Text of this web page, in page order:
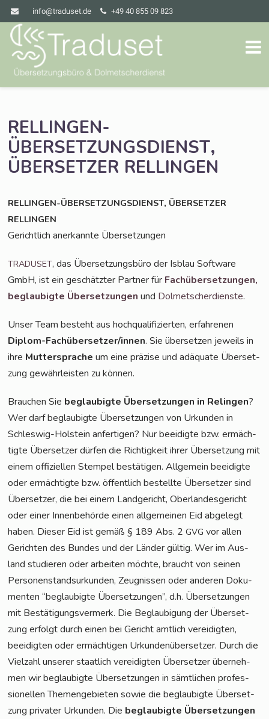
info@traduset.de +49 40 855 09 823
RELLINGEN-
ÜBERSETZUNGSDIENST,
ÜBERSETZER RELLINGEN
RELLINGEN-ÜBERSETZUNGSDIENST, ÜBERSETZER
RELLINGEN
Gericht­lich aner­kann­te Übersetzungen
TRADUSET, das Über­set­zungs­bü­ro der Isblau Soft­ware
GmbH, ist ein geschätz­ter Part­ner für Fach­über­set­zun­gen,
beglau­big­te Über­set­zun­gen und Dol­met­scher­diens­te.
Unser Team besteht aus hoch­qua­li­fi­zier­ten, erfah­re­nen
Diplom-Fach­über­set­zer/in­nen. Sie über­set­zen jeweils in
ihre Mut­ter­spra­che um eine prä­zi­se und adäqua­te Über­set­
zung gewähr­leis­ten zu können.
Brau­chen Sie beglau­big­te Über­set­zun­gen in Relin­gen?
Wer darf beglau­big­te Über­set­zun­gen von Urkun­den in
Schles­wig-Hol­stein anfer­ti­gen? Nur beei­dig­te bzw. ermäch­
tig­te Über­set­zer dür­fen die Rich­tig­keit ihrer Über­set­zung mit
einem offi­zi­el­len Stem­pel bestä­ti­gen. All­ge­mein beei­dig­te
oder ermäch­tig­te bzw. öffent­lich bestell­te Über­set­zer sind
Über­set­zer, die bei einem Land­ge­richt, Ober­lan­des­ge­richt
oder einer Innen­be­hör­de einen all­ge­mei­nen Eid abge­legt
haben. Die­ser Eid ist gemäß § 189 Abs. 2GVG vor allen
Gerich­ten des Bun­des und der Län­der gül­tig. Wer im Aus­
land stu­die­ren oder arbei­ten möch­te, braucht von sei­nen
Per­so­nen­stand­sur­kun­den, Zeug­nis­sen oder ande­ren Doku­
men­ten “beglau­big­te Über­set­zun­gen”, d.h. Über­set­zun­gen
mit Bestä­ti­gungs­ver­merk. Die Beglau­bi­gung der Über­set­
zung erfolgt durch einen bei Gericht amt­lich ver­ei­dig­ten,
beei­dig­ten oder ermäch­ti­gen Urkun­den­über­set­zer. Durch die
Viel­zahl unse­rer staat­lich ver­ei­dig­ten Über­set­zer über­neh­
men wir beglau­big­te Über­set­zun­gen in sämt­li­chen pro­fes­
sio­nel­len The­men­ge­bie­ten sowie die beglau­big­te Über­set­
zung pri­va­ter Urkun­den. Die beglau­big­te Über­set­zun­gen